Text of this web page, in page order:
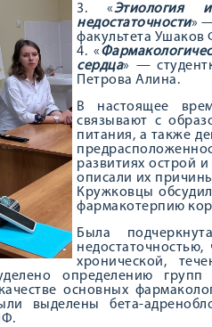
3. «Этиология
недостаточности»
факультета Ушаков
4. «
сердца» —
Петрова Алина.
В настоящее
связывают с
питания, а также
развитиях острой
описали их
Кружковцы
фармакотерпию
Была
хронической,
определению групп
основных
выделены бета-